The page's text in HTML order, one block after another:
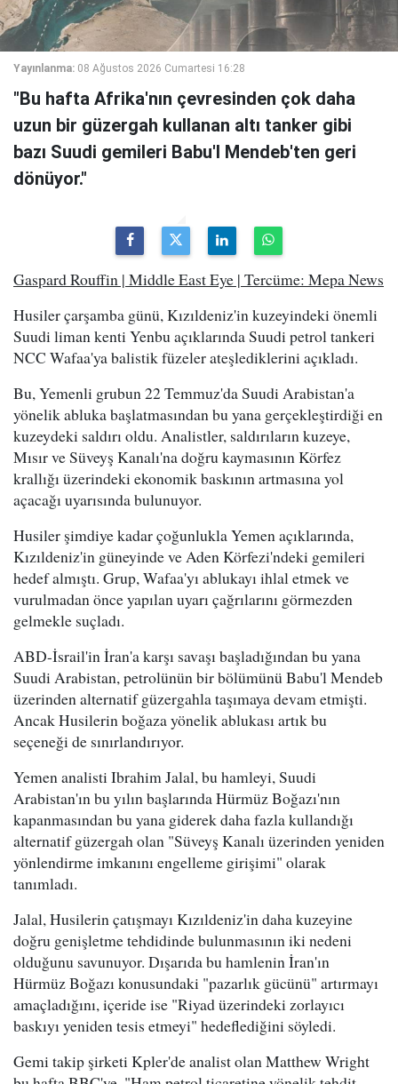
Yayınlanma: 08 Ağustos 2026 Cumartesi 16:28
"Bu hafta Afrika'nın çevresinden çok daha
uzun bir güzergah kullanan altı tanker gibi
bazı Suudi gemileri Babu'l Mendeb'ten geri
dönüyor."
Gaspard Rouffin | Middle East Eye | Tercüme: Mepa News
Husiler çarşamba günü, Kızıldeniz'in kuzeyindeki önemli
Suudi liman kenti Yenbu açıklarında Suudi petrol tankeri
NCC Wafaa'ya balistik füzeler ateşlediklerini açıkladı.
Bu, Yemenli grubun 22 Temmuz'da Suudi Arabistan'a
yönelik abluka başlatmasından bu yana gerçekleştirdiği en
kuzeydeki saldırı oldu. Analistler, saldırıların kuzeye,
Mısır ve Süveyş Kanalı'na doğru kaymasının Körfez
krallığı üzerindeki ekonomik baskının artmasına yol
açacağı uyarısında bulunuyor.
Husiler şimdiye kadar çoğunlukla Yemen açıklarında,
Kızıldeniz'in güneyinde ve Aden Körfezi'ndeki gemileri
hedef almıştı. Grup, Wafaa'yı ablukayı ihlal etmek ve
vurulmadan önce yapılan uyarı çağrılarını görmezden
gelmekle suçladı.
ABD-İsrail'in İran'a karşı savaşı başladığından bu yana
Suudi Arabistan, petrolünün bir bölümünü Babu'l Mendeb
üzerinden alternatif güzergahla taşımaya devam etmişti.
Ancak Husilerin boğaza yönelik ablukası artık bu
seçeneği de sınırlandırıyor.
Yemen analisti Ibrahim Jalal, bu hamleyi, Suudi
Arabistan'ın bu yılın başlarında Hürmüz Boğazı'nın
kapanmasından bu yana giderek daha fazla kullandığı
alternatif güzergah olan "Süveyş Kanalı üzerinden yeniden
yönlendirme imkanını engelleme girişimi" olarak
tanımladı.
Jalal, Husilerin çatışmayı Kızıldeniz'in daha kuzeyine
doğru genişletme tehdidinde bulunmasının iki nedeni
olduğunu savunuyor. Dışarıda bu hamlenin İran'ın
Hürmüz Boğazı konusundaki "pazarlık gücünü" artırmayı
amaçladığını, içeride ise "Riyad üzerindeki zorlayıcı
baskıyı yeniden tesis etmeyi" hedeflediğini söyledi.
Gemi takip şirketi Kpler'de analist olan Matthew Wright